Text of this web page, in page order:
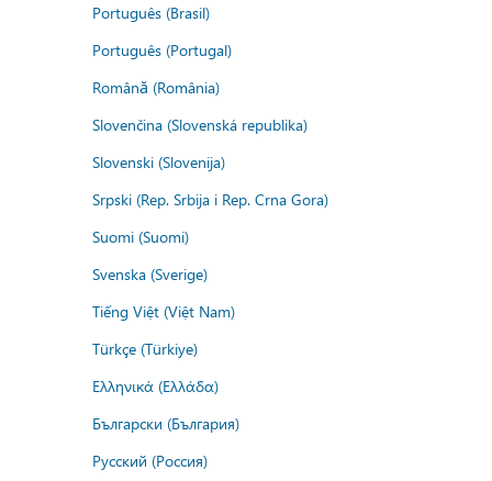
Português (Brasil)
Português (Portugal)
Română (România)
Slovenčina (Slovenská republika)
Slovenski (Slovenija)
Srpski (Rep. Srbija i Rep. Crna Gora)
Suomi (Suomi)
Svenska (Sverige)
Tiếng Việt (Việt Nam)
Türkçe (Türkiye)
Ελληνικά (Ελλάδα)
Български (България)
Русский (Россия)